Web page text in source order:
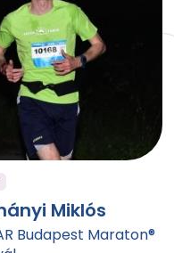
Miklós
Budapest Maraton®